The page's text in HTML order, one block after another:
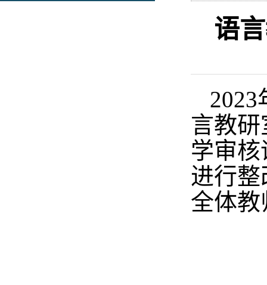
语
2023
言教
学审
进行
全体